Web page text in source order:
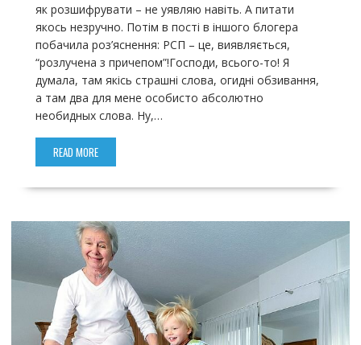
як розшифрувати – не уявляю навіть. А питати
якось незручно. Потім в пості в іншого блогера
побачила роз’яснення: РСП – це, виявляється,
“розлучена з причепом”!Господи, всього-то! Я
думала, там якісь страшні слова, огидні обзивання,
а там два для мене особисто абсолютно
необидных слова. Ну,…
READ MORE